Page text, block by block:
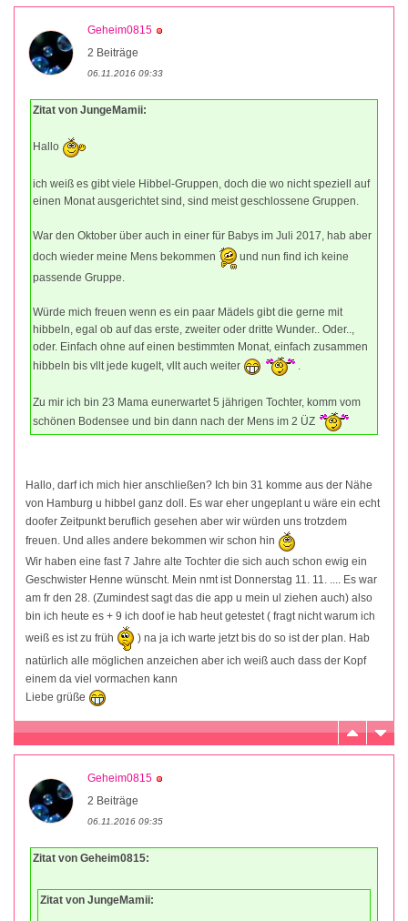
Geheim0815
2 Beiträge
06.11.2016 09:33
Zitat von JungeMamii:
Hallo
ich weiß es gibt viele Hibbel-Gruppen, doch die wo nicht speziell auf
einen Monat ausgerichtet sind, sind meist geschlossene Gruppen.
War den Oktober über auch in einer für Babys im Juli 2017, hab aber
doch wieder meine Mens bekommen
und nun find ich keine
passende Gruppe.
Würde mich freuen wenn es ein paar Mädels gibt die gerne mit
hibbeln, egal ob auf das erste, zweiter oder dritte Wunder.. Oder..,
oder. Einfach ohne auf einen bestimmten Monat, einfach zusammen
hibbeln bis vllt jede kugelt, vllt auch weiter
Zu mir ich bin 23 Mama eunerwartet 5 jährigen Tochter, komm vom
schönen Bodensee und bin dann nach der Mens im 2 ÜZ
Hallo, darf ich mich hier anschließen? Ich bin 31 komme aus der Nähe
von Hamburg u hibbel ganz doll. Es war eher ungeplant u wäre ein echt
doofer Zeitpunkt beruflich gesehen aber wir würden uns trotzdem
freuen. Und alles andere bekommen wir schon hin
Wir haben eine fast 7 Jahre alte Tochter die sich auch schon ewig ein
Geschwister Henne wünscht. Mein nmt ist Donnerstag 11. 11. .... Es war
am fr den 28. (Zumindest sagt das die app u mein ul ziehen auch) also
bin ich heute es + 9 ich doof ie hab heut getestet ( fragt nicht warum ich
weiß es ist zu früh
) na ja ich warte jetzt bis do so ist der plan. Hab
natürlich alle möglichen anzeichen aber ich weiß auch dass der Kopf
einem da viel vormachen kann
Liebe grüße
Geheim0815
2 Beiträge
06.11.2016 09:35
Zitat von Geheim0815:
Zitat von JungeMamii: